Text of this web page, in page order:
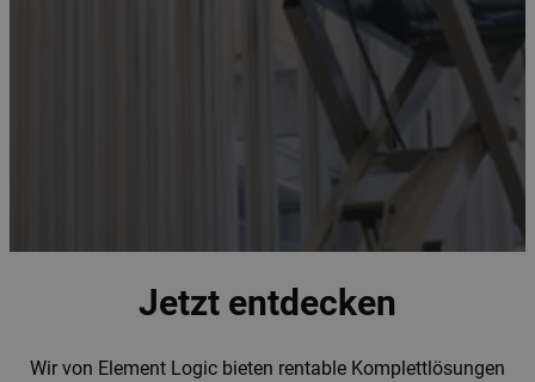
Jetzt entdecken
Wir von Element Logic bieten rentable Komplettlösungen